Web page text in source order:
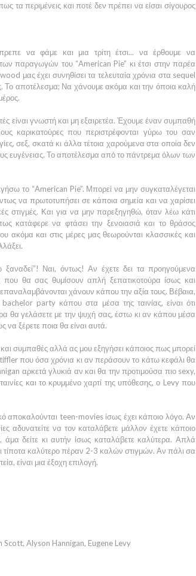
τα περιμένεις και ποτέ δεν πρέπει να είσαι σίγουρος
να φάμε και μια τρίτη έτσι... να έρθουμε να
παραγωγών του “American Pie” κι έτσι στην παρέα
μας έχει συνηθίσει τα τελευταία χρόνια στα sequel
Το αποτέλεσμα; Να χάνουμε ακόμα και την όποια καλή
είναι γνωστή και μη εξαιρετέα. Έχουμε έναν συμπαθή
καρικατούρες που περιστρέφονται γύρω του σαν
σεξ, σκατά κι άλλα τέτοια χαρούμενα στα οποία δεν
ευγένειας. Το αποτέλεσμα από το πάντρεμα όλων των
το “American Pie”. Μπορεί να μην συγκαταλέγεται
να πρωτοτυπήσει σε κάποια σημεία και να χαρίσει
στιγμές. Και για να μην παρεξηγηθώ, όταν λέω κάτι
κατάφερε να φτάσει την ξενοιασιά και το θράσος
ακόμα και στις μέρες μας θεωρούνται κλασσικές και
Ναι, όντως! Αν έχετε δει τα προηγούμενα
που θα σας θυμίσουν απλή ξεπατικοτούρα ίσως και
χάνουν κάπου την αξία τους. Βέβαια,
party κάπου στα μέσα της ταινίας, είναι ότι
θα γελάσετε με την ψυχή σας, έστω κι αν κάπου μέσα
να ξέρετε ποια θα είναι αυτά.
και συμπαθές αλλά ας μου εξηγήσει κάποιος πως μπορεί
που όσα χρόνια κι αν περάσουν το κάτω κεφάλι θα
αρκετά γλυκιά αν και θα την προτιμούσα πιο sexy,
και το κρυμμένο χαρτί της υπόθεσης, ο Levyπου
αποκαλούνται teen-movies ίσως έχει κάποιο λόγο. Αν
αδυνατείτε να τον καταλάβετε μάλλον έχετε κάποιο
δείτε κι αυτήν ίσως καταλάβετε καλύτερα. Απλά
τίποτα καλύτερο πέραν 2-3 καλών στιγμών. Αν πάλι σα
είναι μια έξοχη επιλογή.
Scott, Alyson Hannigan, Eugene Levy